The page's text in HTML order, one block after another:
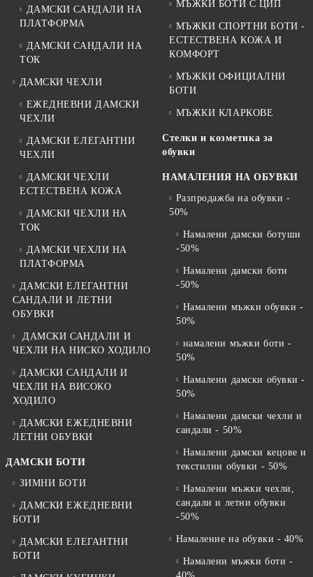
ДАМСКИ САНДАЛИ НА
ПЛАТФОРМА
ДАМСКИ САНДАЛИ НА
ТОК
ДАМСКИ ЧЕХЛИ
ЕЖЕДНЕВНИ ДАМСКИ
ЧЕХЛИ
ДАМСКИ ЕЛЕГАНТНИ
ЧЕХЛИ
ДАМСКИ ЧЕХЛИ
ЕСТЕСТВЕНА КОЖА
ДАМСКИ ЧЕХЛИ НА
ТОК
ДАМСКИ ЧЕХЛИ НА
ПЛАТФОРМА
ДАМСКИ ЕЛЕГАНТНИ
САНДАЛИ И ЛЕТНИ
ОБУВКИ
ДАМСКИ САНДАЛИ И
ЧЕХЛИ НА НИСКО ХОДИЛО
ДАМСКИ САНДАЛИ И
ЧЕХЛИ НА ВИСОКО
ХОДИЛО
ДАМСКИ ЕЖЕДНЕВНИ
ЛЕТНИ ОБУВКИ
ДАМСКИ БОТИ
ЗИМНИ БОТИ
ДАМСКИ ЕЖЕДНЕВНИ
БОТИ
ДАМСКИ ЕЛЕГАНТНИ
БОТИ
МЪЖКИ БОТИ С ЦИП
МЪЖКИ СПОРТНИ БОТИ -
ЕСТЕСТВЕНА КОЖА И
КОМФОРТ
МЪЖКИ ОФИЦИАЛНИ
БОТИ
МЪЖКИ КЛАРКОВЕ
Стелки и козметика за
обувки
НАМАЛЕНИЯ НА ОБУВКИ
Разпродажба на обувки -
50%
Намалени дамски ботуши
-50%
Намалени дамски боти
-50%
Намалени мъжки обувки -
50%
намалени мъжки боти -
50%
Намалени дамски обувки -
50%
Намалени дамски чехли и
сандали - 50%
Намалени дамски кецове и
текстилни обувки - 50%
Намалени мъжки чехли,
сандали и летни обувки
-50%
Намаление на обувки - 40%
Намалени мъжки боти -